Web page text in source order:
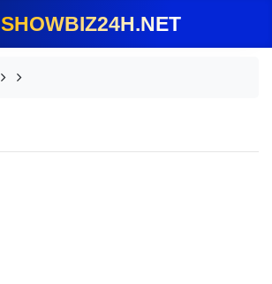
SHOWBIZ24H.NET